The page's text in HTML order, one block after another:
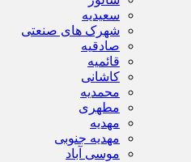
سعیدیه
شهرک های صنعتی
صادقیه
قائمیه
کاشانی
محمدیه
مطهری
مهدیه
مهدیه جنوبی
موسی آباد